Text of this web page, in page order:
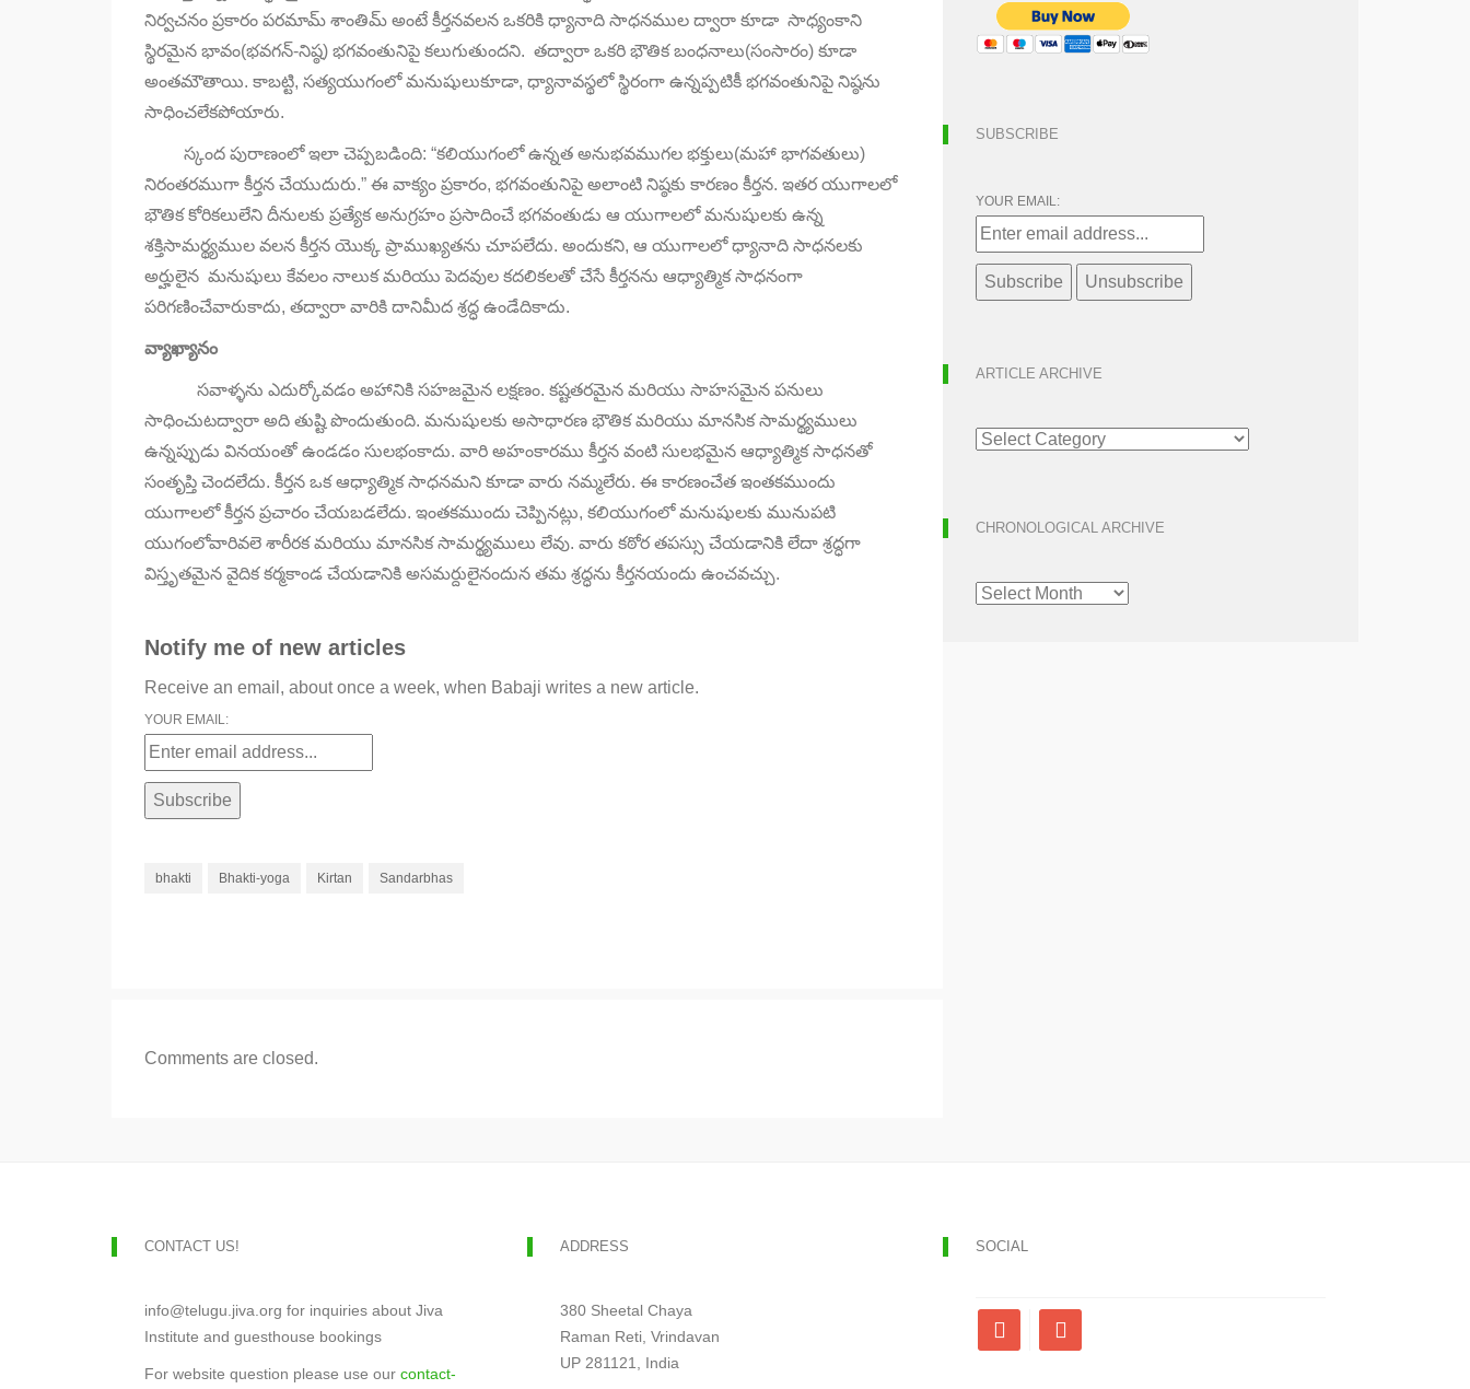
నిర్వచనం ప్రకారం పరమామ్ శాంతిమ్ అంటే కీర్తనవలన ఒకరికి ధ్యానాది సాధనముల ద్వారా కూడా సాధ్యంకాని
స్థిరమైన భావం(భవగన్-నిష్ఠ) భగవంతునిపై కలుగుతుందని. తద్వారా ఒకరి భౌతిక బంధనాలు(సంసారం) కూడా
అంతమౌతాయి. కాబట్టి, సత్యయుగంలో మనుషులుకూడా, ధ్యానావస్థలో స్థిరంగా ఉన్నప్పటికీ భగవంతునిపై నిష్ఠను
సాధించలేకపోయారు.
స్కంద పురాణంలో ఇలా చెప్పబడింది: “కలియుగంలో ఉన్నత అనుభవముగల భక్తులు(మహా భాగవతులు)
నిరంతరముగా కీర్తన చేయుదురు.” ఈ వాక్యం ప్రకారం, భగవంతునిపై అలాంటి నిష్ఠకు కారణం కీర్తన. ఇతర యుగాలలో
భౌతిక కోరికలులేని దీనులకు ప్రత్యేక అనుగ్రహం ప్రసాదించే భగవంతుడు ఆ యుగాలలో మనుషులకు ఉన్న
శక్తిసామర్థ్యముల వలన కీర్తన యొక్క ప్రాముఖ్యతను చూపలేదు. అందుకని, ఆ యుగాలలో ధ్యానాది సాధనలకు
అర్హులైన మనుషులు కేవలం నాలుక మరియు పెదవుల కదలికలతో చేసే కీర్తనను ఆధ్యాత్మిక సాధనంగా
పరిగణించేవారుకాదు, తద్వారా వారికి దానిమీద శ్రద్ధ ఉండేదికాదు.
వ్యాఖ్యానం
సవాళ్ళను ఎదుర్కోవడం అహానికి సహజమైన లక్షణం. కష్టతరమైన మరియు సాహసమైన పనులు
సాధించుటద్వారా అది తుష్టి పొందుతుంది. మనుషులకు అసాధారణ భౌతిక మరియు మానసిక సామర్థ్యములు
ఉన్నప్పుడు వినయంతో ఉండడం సులభంకాదు. వారి అహంకారము కీర్తన వంటి సులభమైన ఆధ్యాత్మిక సాధనతో
సంతృప్తి చెందలేదు. కీర్తన ఒక ఆధ్యాత్మిక సాధనమని కూడా వారు నమ్మలేరు. ఈ కారణంచేత ఇంతకముందు
యుగాలలో కీర్తన ప్రచారం చేయబడలేదు. ఇంతకముందు చెప్పినట్లు, కలియుగంలో మనుషులకు మునుపటి
యుగంలోవారివలె శారీరక మరియు మానసిక సామర్థ్యములు లేవు. వారు కఠోర తపస్సు చేయడానికి లేదా శ్రద్ధగా
విస్తృతమైన వైదిక కర్మకాండ చేయడానికి అసమర్దులైనందున తమ శ్రద్ధను కీర్తనయందు ఉంచవచ్చు.
Notify me of new articles
Receive an email, about once a week, when Babaji writes a new article.
YOUR EMAIL:
bhakti Bhakti-yoga Kirtan Sandarbhas
Comments are closed.
SUBSCRIBE
YOUR EMAIL:
ARTICLE ARCHIVE
ARTICLE
ARCHIVE
CHRONOLOGICAL ARCHIVE
CHRONOLOGICAL
ARCHIVE
CONTACT US!
info@telugu.jiva.org for inquiries about Jiva
Institute and guesthouse bookings
For website question please use our contact-
ADDRESS
380 Sheetal Chaya
Raman Reti, Vrindavan
UP 281121, India
SOCIAL